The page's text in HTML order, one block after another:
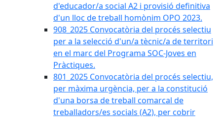
d'educador/a social A2 i provisió definitiva
d'un lloc de treball homònim OPO 2023.
908_2025 Convocatòria del procés selectiu
per a la selecció d'un/a tècnic/a de territori
en el marc del Programa SOC-Joves en
Pràctiques.
801_2025 Convocatòria del procés selectiu,
per màxima urgència, per a la constitució
d'una borsa de treball comarcal de
treballadors/es socials (A2), per cobrir